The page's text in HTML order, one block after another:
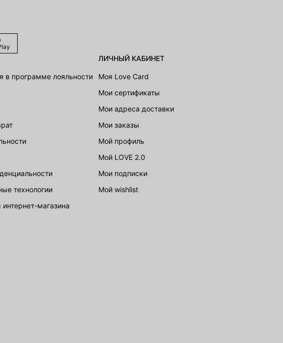
в программе лояльности
технологии
интернет-магазина
ЛИЧНЫЙ КАБИНЕТ
Моя Love Card
Мои сертификаты
Мои адреса доставки
Мои заказы
Мой профиль
Мой LOVE 2.0
Мои подписки
Мой wishlist